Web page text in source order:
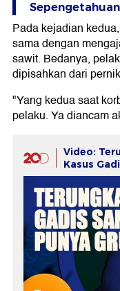
Pada kejadian
sama dengan
sawit. Bedanya,
dipisahkan dari
"Yang kedua saat
pelaku. Ya diancam
Video:
Kasus